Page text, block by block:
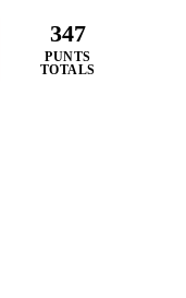
347
PUNTS
TOTALS